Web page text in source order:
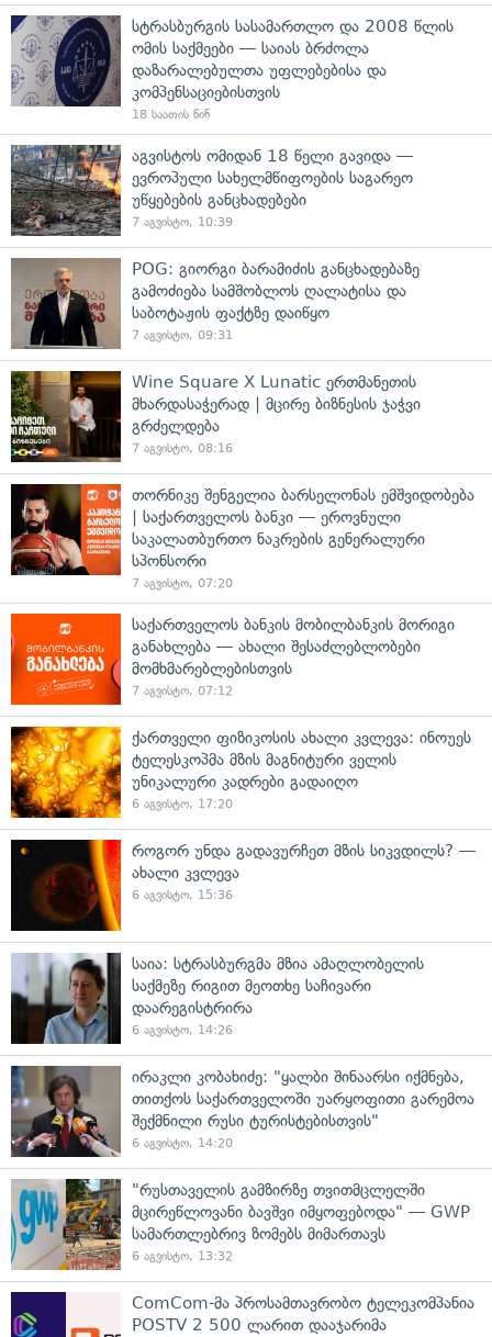
სტრასბურგის სასამართლო და 2008 წლის
ომის საქმეები — საიას ბრძოლა
დაზარალებულთა უფლებებისა და
კომპენსაციებისთვის
18 საათის წინ
აგვისტოს ომიდან 18 წელი გავიდა —
ევროპული სახელმწიფოების საგარეო
უწყებების განცხადებები
7 აგვისტო, 10:39
POG: გიორგი ბარამიძის განცხადებაზე
გამოძიება სამშობლოს ღალატისა და
საბოტაჟის ფაქტზე დაიწყო
7 აგვისტო, 09:31
Wine Square X Lunatic ერთმანეთის
მხარდასაჭერად | მცირე ბიზნესის ჯაჭვი
გრძელდება
7 აგვისტო, 08:16
თორნიკე შენგელია ბარსელონას ემშვიდობება
| საქართველოს ბანკი — ეროვნული
საკალათბურთო ნაკრების გენერალური
სპონსორი
7 აგვისტო, 07:20
საქართველოს ბანკის მობილბანკის მორიგი
განახლება — ახალი შესაძლებლობები
მომხმარებლებისთვის
7 აგვისტო, 07:12
ქართველი ფიზიკოსის ახალი კვლევა: ინოუეს
ტელესკოპმა მზის მაგნიტური ველის
უნიკალური კადრები გადაიღო
6 აგვისტო, 17:20
როგორ უნდა გადავურჩეთ მზის სიკვდილს? —
ახალი კვლევა
6 აგვისტო, 15:36
საია: სტრასბურგმა მზია ამაღლობელის
საქმეზე რიგით მეოთხე საჩივარი
დაარეგისტრირა
6 აგვისტო, 14:26
ირაკლი კობახიძე: "ყალბი შინაარსი იქმნება,
თითქოს საქართველოში უარყოფითი გარემოა
შექმნილი რუსი ტურისტებისთვის"
6 აგვისტო, 14:20
"რუსთაველის გამზირზე თვითმცლელში
მცირეწლოვანი ბავშვი იმყოფებოდა" — GWP
სამართლებრივ ზომებს მიმართავს
6 აგვისტო, 13:32
ComCom-მა პროსამთავრობო ტელეკომპანია
POSTV 2 500 ლარით დააჯარიმა